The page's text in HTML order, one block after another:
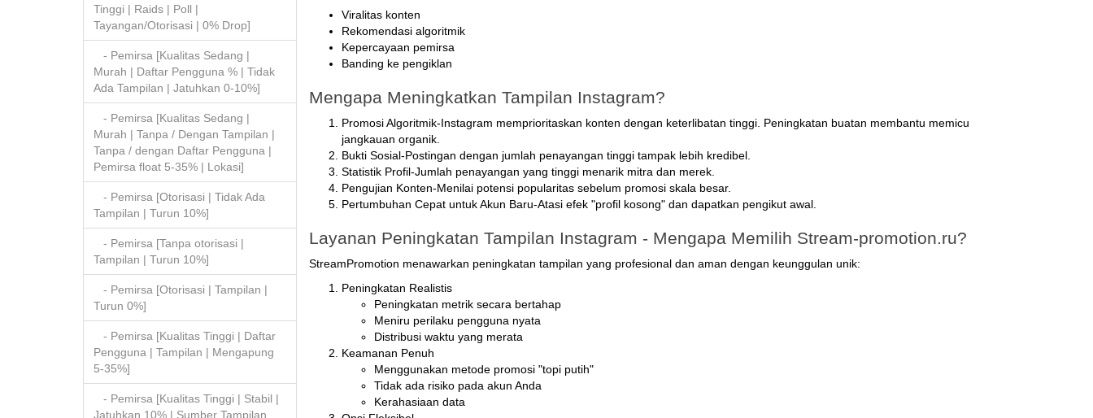
Tinggi | Raids | Poll |
Tayangan/Otorisasi | 0% Drop]
- Pemirsa [Kualitas Sedang |
Murah | Daftar Pengguna % | Tidak
Ada Tampilan | Jatuhkan 0-10%]
- Pemirsa [Kualitas Sedang |
Murah | Tanpa / Dengan Tampilan |
Tanpa / dengan Daftar Pengguna |
Pemirsa float 5-35% | Lokasi]
- Pemirsa [Otorisasi | Tidak Ada
Tampilan | Turun 10%]
- Pemirsa [Tanpa otorisasi |
Tampilan | Turun 10%]
- Pemirsa [Otorisasi | Tampilan |
Turun 0%]
- Pemirsa [Kualitas Tinggi | Daftar
Pengguna | Tampilan | Mengapung
5-35%]
- Pemirsa [Kualitas Tinggi | Stabil |
Jatuhkan 10% | Sumber Tampilan
Viralitas konten
Rekomendasi algoritmik
Kepercayaan pemirsa
Banding ke pengiklan
Mengapa Meningkatkan Tampilan Instagram?
Promosi Algoritmik-Instagram memprioritaskan konten dengan keterlibatan tinggi. Peningkatan buatan membantu memicu
jangkauan organik.
Bukti Sosial-Postingan dengan jumlah penayangan tinggi tampak lebih kredibel.
Statistik Profil-Jumlah penayangan yang tinggi menarik mitra dan merek.
Pengujian Konten-Menilai potensi popularitas sebelum promosi skala besar.
Pertumbuhan Cepat untuk Akun Baru-Atasi efek "profil kosong" dan dapatkan pengikut awal.
Layanan Peningkatan Tampilan Instagram - Mengapa Memilih Stream-promotion.ru?
StreamPromotion menawarkan peningkatan tampilan yang profesional dan aman dengan keunggulan unik:
Peningkatan Realistis
Peningkatan metrik secara bertahap
Meniru perilaku pengguna nyata
Distribusi waktu yang merata
Keamanan Penuh
Menggunakan metode promosi "topi putih"
Tidak ada risiko pada akun Anda
Kerahasiaan data